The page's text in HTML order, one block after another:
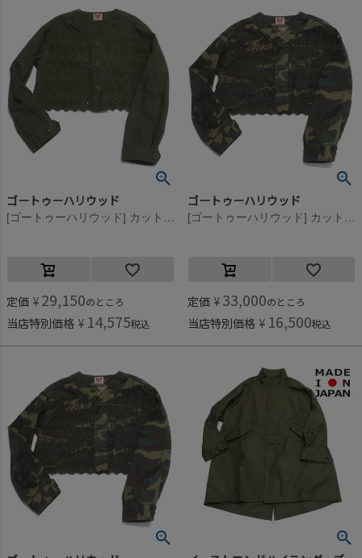
ゴートゥーハリウッド
[ゴートゥーハリウッド] カットワーク ファティーグ ショートJK 29LKH淡カーキ
定価 ¥ 29,150のところ
当店特別価格 ¥ 14,575税込
ゴートゥーハリウッド
[ゴートゥーハリウッド] カットワーク ファティーグ ショートJK 9KHカーキ
定価 ¥ 33,000のところ
当店特別価格 ¥ 16,500税込